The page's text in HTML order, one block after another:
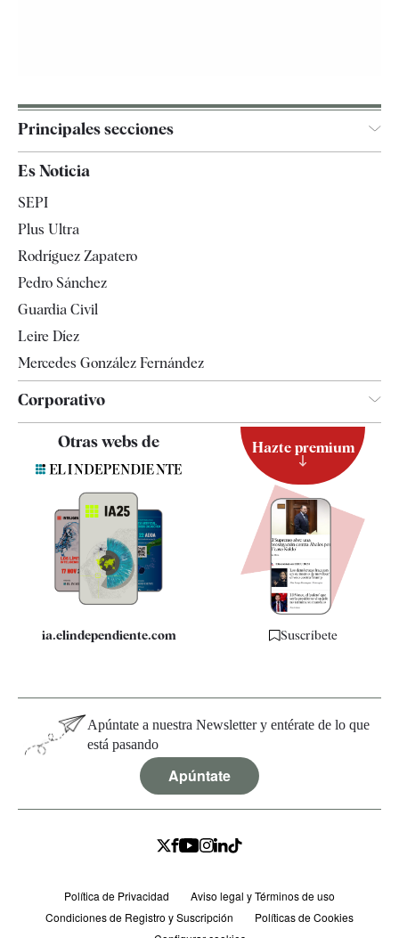
Principales secciones
Televisión
Es Noticia
SEPI
Plus Ultra
Rodríguez Zapatero
Pedro Sánchez
Guardia Civil
Leire Díez
Mercedes González Fernández
Corporativo
Quiénes somos
Especificaciones
Otras webs de
ia.elindependiente.com
Hazte premium
Suscríbete
Apúntate a nuestra Newsletter y entérate de lo que
está pasando
Apúntate
Política de Privacidad
Aviso legal y Términos de uso
Condiciones de Registro y Suscripción
Políticas de Cookies